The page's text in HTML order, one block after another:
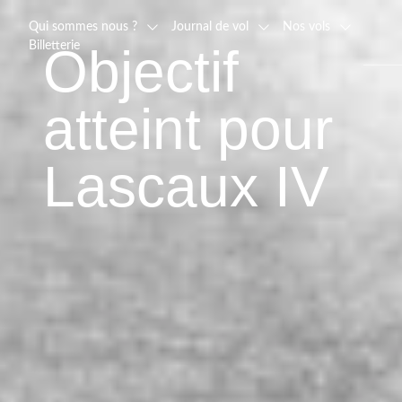
Qui sommes nous ? Journal de vol
Nos vols
Billetterie
Objectif
atteint pour
Lascaux IV